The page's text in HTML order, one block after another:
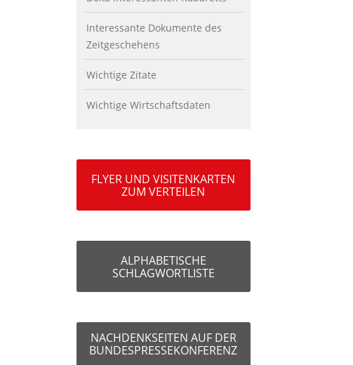
Interessante Dokumente des
Zeitgeschehens
Wichtige Zitate
Wichtige Wirtschaftsdaten
FLYER UND VISITENKARTEN
ZUM VERTEILEN
ALPHABETISCHE
SCHLAGWORTLISTE
NACHDENKSEITEN AUF DER
BUNDESPRESSEKONFERENZ